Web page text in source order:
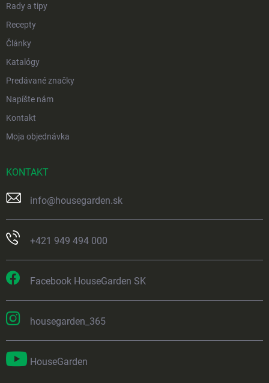
Rady a tipy
Recepty
Články
Katalógy
Predávané značky
Napíšte nám
Kontakt
Moja objednávka
KONTAKT
info@housegarden.sk
+421 949 494 000
Facebook HouseGarden SK
housegarden_365
HouseGarden